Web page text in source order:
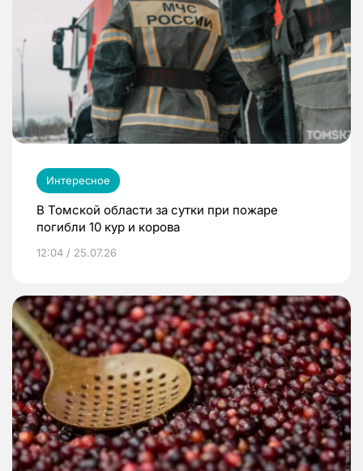
Интересное
В Томской области за сутки при пожаре
погибли 10 кур и корова
12:04 / 25.07.26